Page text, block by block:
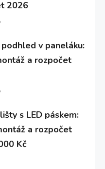
2026
podhled v paneláku:
a rozpočet
s LED páskem:
a rozpočet
Kč